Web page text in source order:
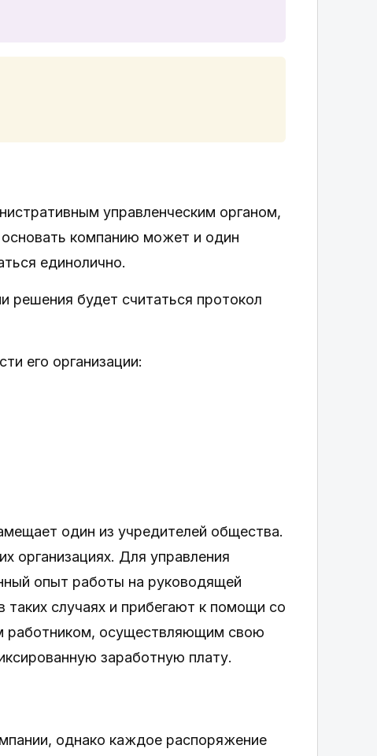
управленческим органом,
компанию может и один
единолично.
решения будет считаться протокол
его организации:
один из учредителей общества.
организациях. Для управления
опыт работы на руководящей
случаях и прибегают к помощи со
работником, осуществляющим свою
заработную плату.
однако каждое распоряжение